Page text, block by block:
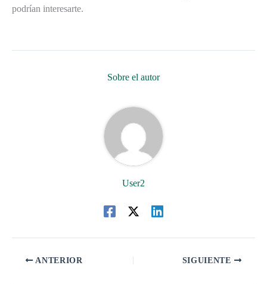
podrían interesarte.
Sobre el autor
User2
ANTERIOR SIGUIENTE